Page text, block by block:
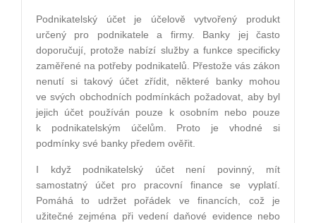
Podnikatelský účet je účelově vytvořený produkt
určený pro podnikatele a firmy. Banky jej často
doporučují, protože nabízí služby a funkce specificky
zaměřené na potřeby podnikatelů. Přestože vás zákon
nenutí si takový účet zřídit, některé banky mohou
ve svých obchodních podmínkách požadovat, aby byl
jejich účet používán pouze k osobním nebo pouze
k podnikatelským účelům. Proto je vhodné si
podmínky své banky předem ověřit.
I když podnikatelský účet není povinný, mít
samostatný účet pro pracovní finance se vyplatí.
Pomáhá to udržet pořádek ve financích, což je
užitečné zejména při vedení daňové evidence nebo